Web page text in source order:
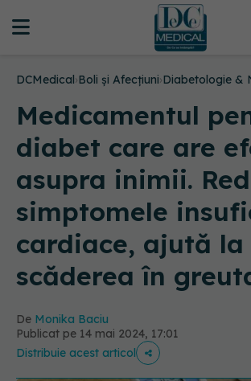
DCMedical›Boli și Afecțiuni›Diabetologie &
Medicamentul
diabet care are
asupra inimii.
simptomele
cardiace, ajută la
scăderea în
De Monika Baciu
Publicat pe 14 mai 2024, 17:01
Distribuie acest articol